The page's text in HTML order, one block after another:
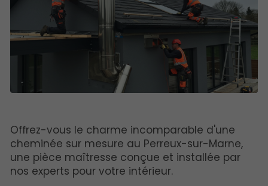
Offrez-vous le charme incomparable d'une
cheminée sur mesure au Perreux-sur-Marne,
une pièce maîtresse conçue et installée par
nos experts pour votre intérieur.